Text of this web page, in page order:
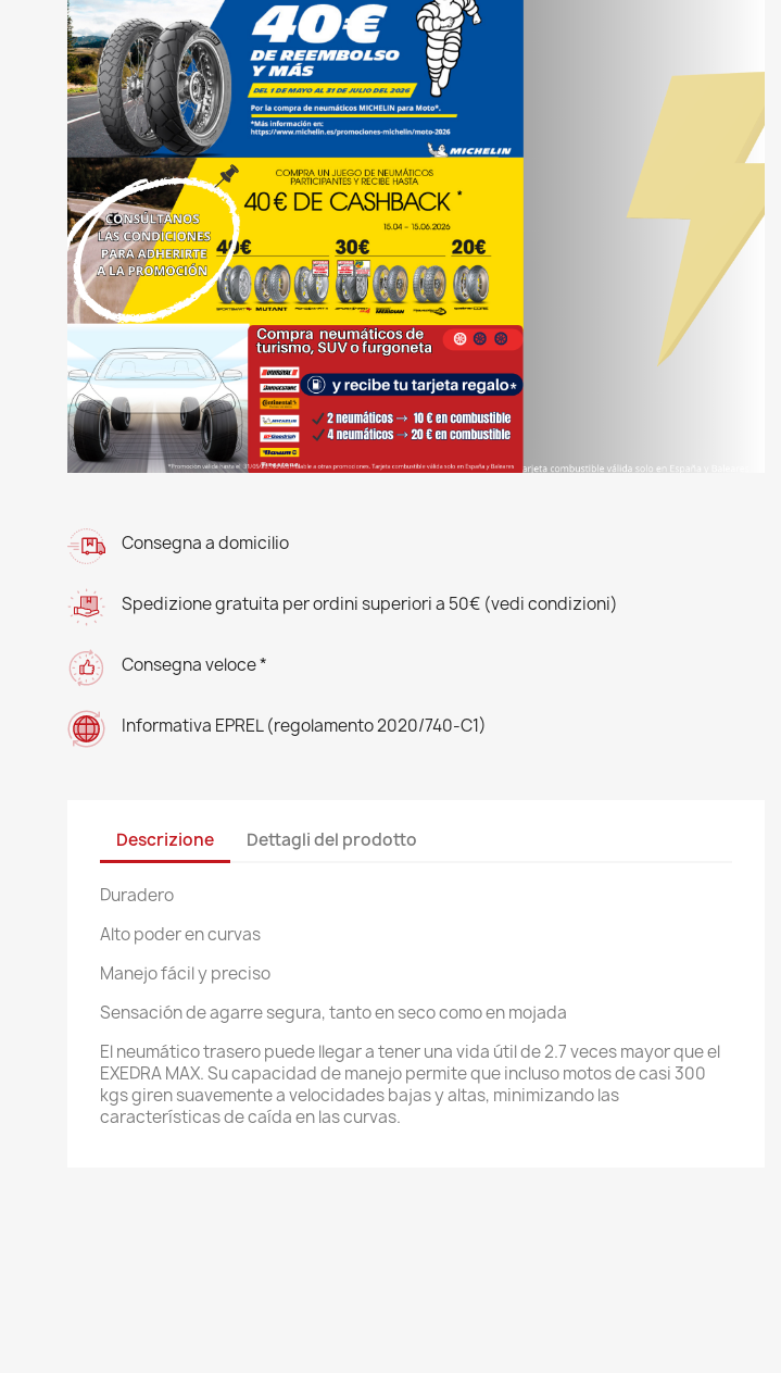
Consegna a domicilio
Spedizione gratuita per ordini superiori a 50€ (vedi condizioni)
Consegna veloce *
Informativa EPREL (regolamento 2020/740-C1)
Descrizione Dettagli del prodotto
Duradero
Alto poder en curvas
Manejo fácil y preciso
Sensación de agarre segura, tanto en seco como en mojada
El neumático trasero puede llegar a tener una vida útil de 2.7 veces mayor que el
EXEDRA MAX. Su capacidad de manejo permite que incluso motos de casi 300
kgs giren suavemente a velocidades bajas y altas, minimizando las
características de caída en las curvas.